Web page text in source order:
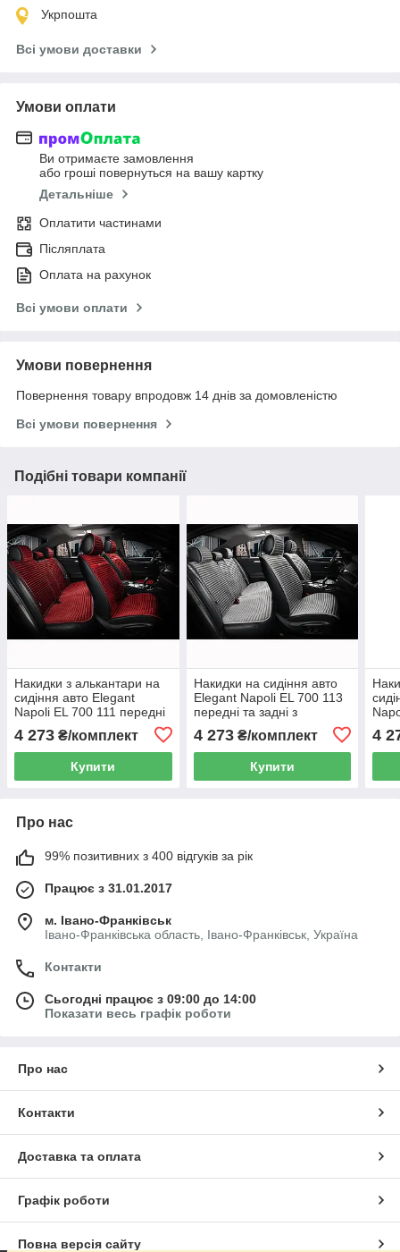
Укрпошта
Всі умови доставки
Умови оплати
Ви отримаєте замовлення
або гроші повернуться на вашу картку
Детальніше
Оплатити частинами
Післяплата
Оплата на рахунок
Всі умови оплати
Умови повернення
Повернення товару впродовж 14 днів за домовленістю
Всі умови повернення
Подібні товари компанії
Накидки з алькантари на
сидіння авто Elegant
Napoli EL 700 111 передні
4 273 ₴/комплект
Купити
Накидки на сидіння авто
Elegant Napoli EL 700 113
передні та задні з
4 273₴/комплект
Купити
4
Про нас
99% позитивних з 400 відгуків за рік
Працює з 31.01.2017
м. Івано-Франківськ
Івано-Франківська область, Івано-Франківськ, Україна
Контакти
Сьогодні працює з 09:00 до 14:00
Показати весь графік роботи
Про нас
Контакти
Доставка та оплата
Графік роботи
Повна версія сайту